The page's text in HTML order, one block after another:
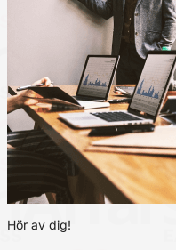
Hör av dig!